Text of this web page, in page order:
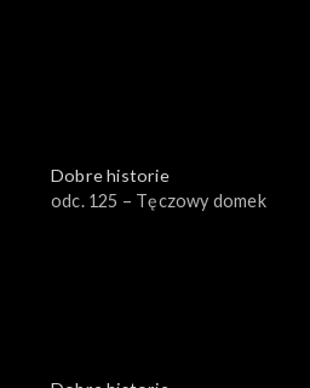
Dobre historie
odc. 125 – Tęczowy domek